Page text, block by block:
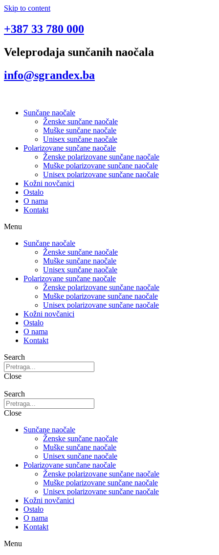
Skip to content
+387 33 780 000
Veleprodaja sunčanih naočala
info@sgrandex.ba
Sunčane naočale
Ženske sunčane naočale
Muške sunčane naočale
Unisex sunčane naočale
Polarizovane sunčane naočale
Ženske polarizovane sunčane naočale
Muške polarizovane sunčane naočale
Unisex polarizovane sunčane naočale
Kožni novčanici
Ostalo
O nama
Kontakt
Menu
Sunčane naočale
Ženske sunčane naočale
Muške sunčane naočale
Unisex sunčane naočale
Polarizovane sunčane naočale
Ženske polarizovane sunčane naočale
Muške polarizovane sunčane naočale
Unisex polarizovane sunčane naočale
Kožni novčanici
Ostalo
O nama
Kontakt
Search
Close
Search
Close
Sunčane naočale
Ženske sunčane naočale
Muške sunčane naočale
Unisex sunčane naočale
Polarizovane sunčane naočale
Ženske polarizovane sunčane naočale
Muške polarizovane sunčane naočale
Unisex polarizovane sunčane naočale
Kožni novčanici
Ostalo
O nama
Kontakt
Menu